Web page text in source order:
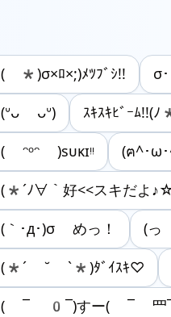
( *)σ×ﾛ×;)ﾒﾂﾌﾞｼ!! σ
(ᐡᴗ ᴗᐡ) ｽｷｽｷﾋﾞｰﾑ
( ᵔᵒᵔ )sᴜᴋɪᵎᵎ (ฅ^･ω
(*´ﾉ∀｀好<<スキだよ
(｀･д･)σ めっ！ (っ
(*´ ˘ `*)ﾀﾞｲｽｷ♡
( ¯ 0¯)すー( ¯ 罒¯)